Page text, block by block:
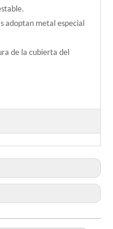
adoptan metal especial
de la cubierta del